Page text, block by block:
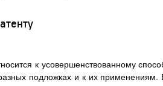
к усовершенствованному
подложках и к их применениям.